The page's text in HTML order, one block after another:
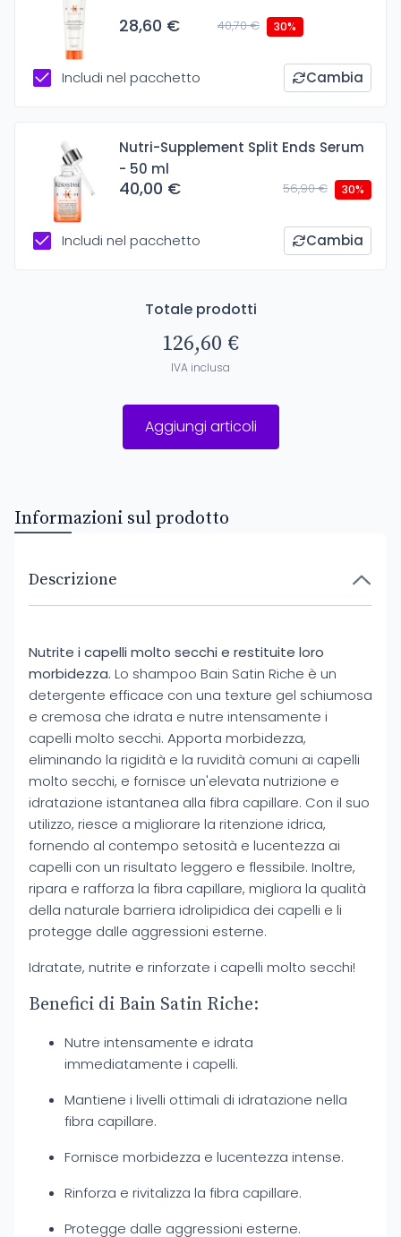
28,60 € 40,70 € 30%
Includi nel pacchetto Cambia
Nutri-Supplement Split Ends Serum
- 50 ml
40,00 € 56,90 € 30%
Includi nel pacchetto Cambia
Totale prodotti
126,60 €
IVA inclusa
Aggiungi articoli
Informazioni sul prodotto
Descrizione
Nutrite i capelli molto secchi e restituite loro
morbidezza. Lo shampoo Bain Satin Riche è un
detergente efficace con una texture gel schiumosa
e cremosa che idrata e nutre intensamente i
capelli molto secchi. Apporta morbidezza,
eliminando la rigidità e la ruvidità comuni ai capelli
molto secchi, e fornisce un'elevata nutrizione e
idratazione istantanea alla fibra capillare. Con il suo
utilizzo, riesce a migliorare la ritenzione idrica,
fornendo al contempo setosità e lucentezza ai
capelli con un risultato leggero e flessibile. Inoltre,
ripara e rafforza la fibra capillare, migliora la qualità
della naturale barriera idrolipidica dei capelli e li
protegge dalle aggressioni esterne.
Idratate, nutrite e rinforzate i capelli molto secchi!
Benefici di Bain Satin Riche:
Nutre intensamente e idrata
immediatamente i capelli.
Mantiene i livelli ottimali di idratazione nella
fibra capillare.
Fornisce morbidezza e lucentezza intense.
Rinforza e rivitalizza la fibra capillare.
Protegge dalle aggressioni esterne.